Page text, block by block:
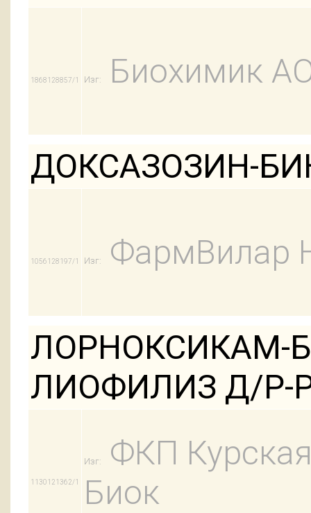
1868128857/1 Изг: Биохимик
ДОКСАЗОЗИН-
1056128197/1 Изг: ФармВилар
ЛОРНОКСИКАМ-
ЛИОФИЛИЗ Д/Р-
1130121362/1
Изг:
ФКП
Биок